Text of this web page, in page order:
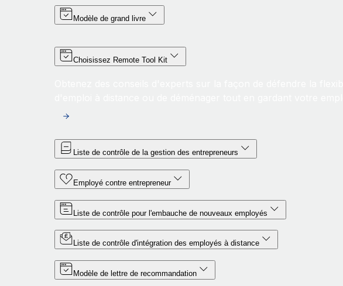
Modèle de grand livre
Choisissez Remote Tool Kit
Liste de contrôle de la gestion des entrepreneurs
Employé contre entrepreneur
Liste de contrôle pour l'embauche de nouveaux employés
Liste de contrôle d'intégration des employés à distance
Modèle de lettre de recommandation